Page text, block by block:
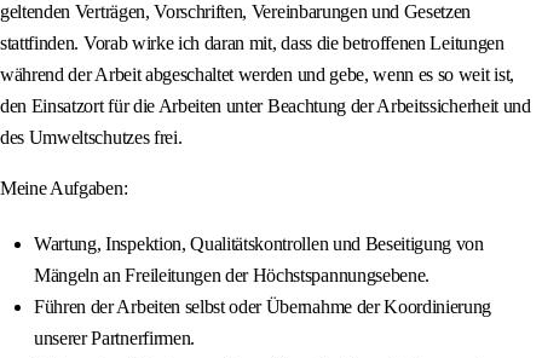
geltenden Verträgen, Vorschriften, Vereinbarungen und Gesetzen
stattfinden. Vorab wirke ich daran mit, dass die betroffenen Leitungen
während der Arbeit abgeschaltet werden und gebe, wenn es so weit ist,
den Einsatzort für die Arbeiten unter Beachtung der Arbeitssicherheit und
des Umweltschutzes frei.
Meine Aufgaben:
Wartung, Inspektion, Qualitätskontrollen und Beseitigung von
Mängeln an Freileitungen der Höchstspannungsebene.
Führen der Arbeiten selbst oder Übernahme der Koordinierung
unserer Partnerfirmen.